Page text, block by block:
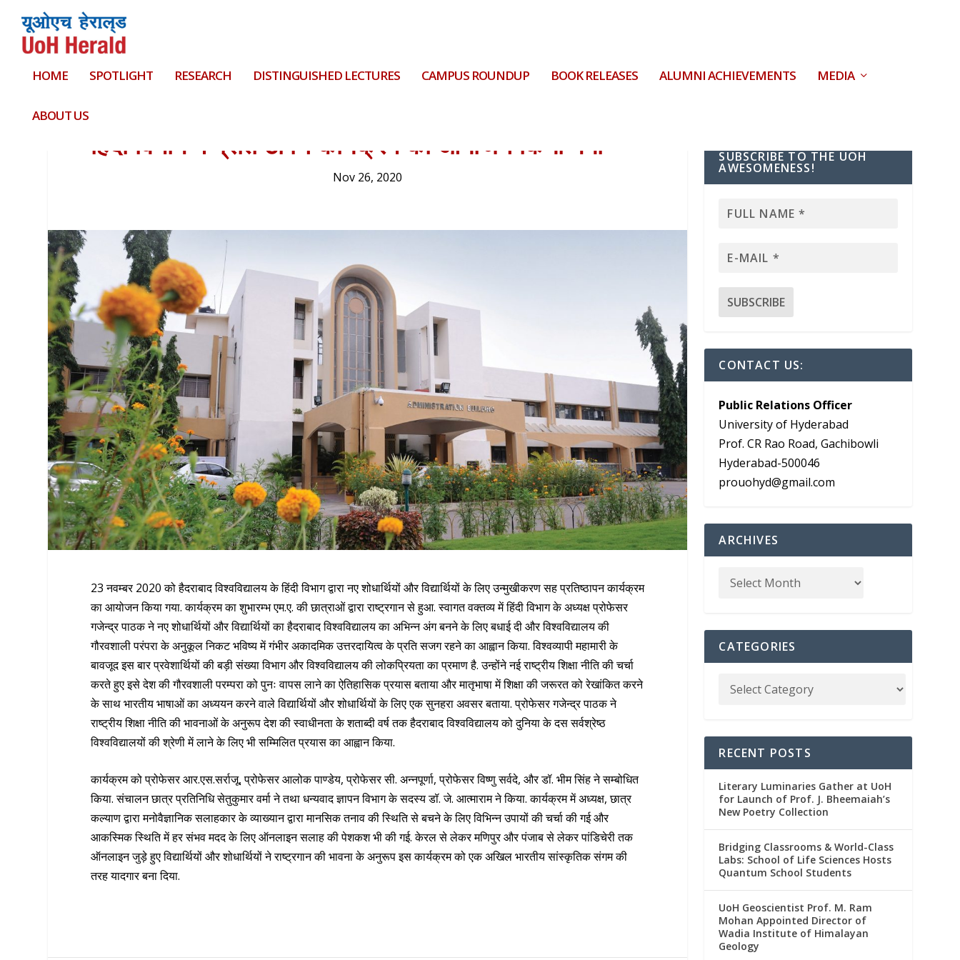
HOME SPOTLIGHT RESEARCH DISTINGUISHED LECTURES CAMPUS ROUNDUP BOOK RELEASES ALUMNI ACHIEVEMENTS MEDIA
ABOUT US
हिंदी विभाग में प्रतिष्ठापन कार्यक्रम का आयोजन किया गया
Nov 26, 2020
23 नवम्बर 2020 को हैदराबाद विश्वविद्यालय के हिंदी विभाग द्वारा नए शोधार्थियों और विद्यार्थियों के लिए उन्मुखीकरण सह प्रतिष्ठापन कार्यक्रम
का आयोजन किया गया. कार्यक्रम का शुभारम्भ एम.ए. की छात्राओं द्वारा राष्ट्रगान से हुआ. स्वागत वक्तव्य में हिंदी विभाग के अध्यक्ष प्रोफेसर
गजेन्द्र पाठक ने नए शोधार्थियों और विद्यार्थियों का हैदराबाद विश्वविद्यालय का अभिन्न अंग बनने के लिए बधाई दी और विश्वविद्यालय की
गौरवशाली परंपरा के अनुकूल निकट भविष्य में गंभीर अकादमिक उत्तरदायित्व के प्रति सजग रहने का आह्वान किया. विश्वव्यापी महामारी के
बावजूद इस बार प्रवेशार्थियों की बड़ी संख्या विभाग और विश्वविद्यालय की लोकप्रियता का प्रमाण है. उन्होंने नई राष्ट्रीय शिक्षा नीति की चर्चा
करते हुए इसे देश की गौरवशाली परम्परा को पुनः वापस लाने का ऐतिहासिक प्रयास बताया और मातृभाषा में शिक्षा की जरूरत को रेखांकित करने
के साथ भारतीय भाषाओं का अध्ययन करने वाले विद्यार्थियों और शोधार्थियों के लिए एक सुनहरा अवसर बताया. प्रोफेसर गजेन्द्र पाठक ने
राष्ट्रीय शिक्षा नीति की भावनाओं के अनुरूप देश की स्वाधीनता के शताब्दी वर्ष तक हैदराबाद विश्वविद्यालय को दुनिया के दस सर्वश्रेष्ठ
विश्वविद्यालयों की श्रेणी में लाने के लिए भी सम्मिलित प्रयास का आह्वान किया.
कार्यक्रम को प्रोफेसर आर.एस.सर्राजू, प्रोफेसर आलोक पाण्डेय, प्रोफेसर सी. अन्नपूर्णा, प्रोफेसर विष्णु सर्वदे, और डॉ. भीम सिंह ने सम्बोधित
किया. संचालन छात्र प्रतिनिधि सेतुकुमार वर्मा ने तथा धन्यवाद ज्ञापन विभाग के सदस्य डॉ. जे. आत्माराम ने किया. कार्यक्रम में अध्यक्ष, छात्र
कल्याण द्वारा मनोवैज्ञानिक सलाहकार के व्याख्यान द्वारा मानसिक तनाव की स्थिति से बचने के लिए विभिन्न उपायों की चर्चा की गई और
आकस्मिक स्थिति में हर संभव मदद के लिए ऑनलाइन सलाह की पेशकश भी की गई. केरल से लेकर मणिपुर और पंजाब से लेकर पांडिचेरी तक
ऑनलाइन जुड़े हुए विद्यार्थियों और शोधार्थियों ने राष्ट्रगान की भावना के अनुरूप इस कार्यक्रम को एक अखिल भारतीय सांस्कृतिक संगम की
तरह यादगार बना दिया.
SUBSCRIBE TO THE UOH
AWESOMENESS!
CONTACT US:
Public Relations Officer
University of Hyderabad
Prof. CR Rao Road, Gachibowli
Hyderabad-500046
prouohyd@gmail.com
ARCHIVES
CATEGORIES
RECENT POSTS
Literary Luminaries Gather at UoH
for Launch of Prof. J. Bheemaiah’s
New Poetry Collection
Bridging Classrooms & World-Class
Labs: School of Life Sciences Hosts
Quantum School Students
UoH Geoscientist Prof. M. Ram
Mohan Appointed Director of
Wadia Institute of Himalayan
Geology